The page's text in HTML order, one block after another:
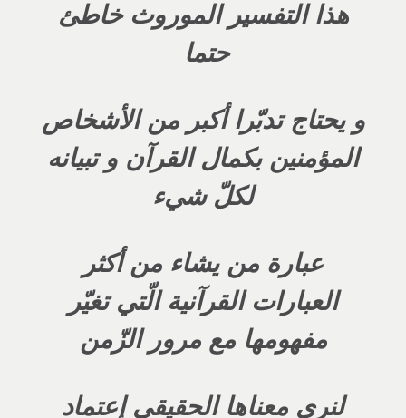
هذا التفسير الموروث خاطئ
حتما
و يحتاج تدبّرا أكبر من الأشخاص
المؤمنين بكمال القرآن و تبيانه
لكلّ شيء
عبارة من يشاء من أكثر
العبارات القرآنية الّتي تغيّر
مفهومها مع مرور الزّمن
لنرى معناها الحقيقي إعتماد